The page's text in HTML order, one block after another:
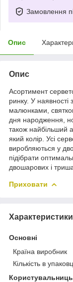
Замовлення
Опис
Опис
Асортимент
ринку. У наявності
малюнками,
дня народження,
також найбільший
який колір. Усі
виробляються у
підібрати
двошарових і
Приховати
Характеристики
Основні
Країна виробник
Кількість в